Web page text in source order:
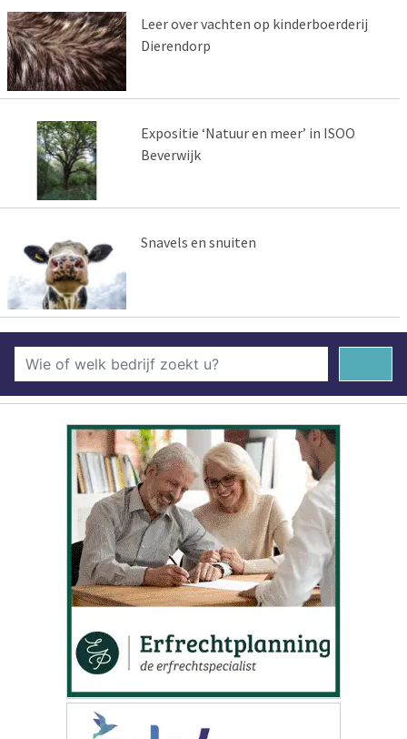
Leer over vachten op kinderboerderij
Dierendorp
Expositie ‘Natuur en meer’ in ISOO
Beverwijk
Snavels en snuiten